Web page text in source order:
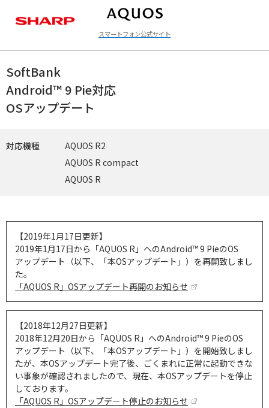
スマートフォン公式サイト
ラインアップ
SoftBank
Android™ 9 Pie対応
OSアップデート
対応機種
AQUOS R2
AQUOS R compact
AQUOS R
【2019年1月17日更新】
2019年1月17日から「AQUOS R」へのAndroid™ 9 PieのOS
アップデート（以下、「本OSアップデート」）を再開致しまし
た。
「AQUOS R」OSアップデート再開のお知らせ
【2018年12月27日更新】
2018年12月20日から「AQUOS R」へのAndroid™ 9 PieのOS
アップデート（以下、「本OSアップデート」）を開始致しまし
たが、本OSアップデート完了後、ごくまれに正常に起動できな
い事象が確認されましたので、現在、本OSアップデートを停止
しております。
「AQUOS R」OSアップデート停止のお知らせ